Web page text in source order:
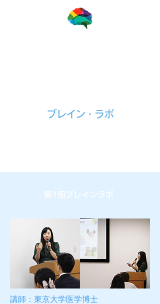
​ブレイン・ラボ
第1回ブレインラボ
講師：東京大学医学博士